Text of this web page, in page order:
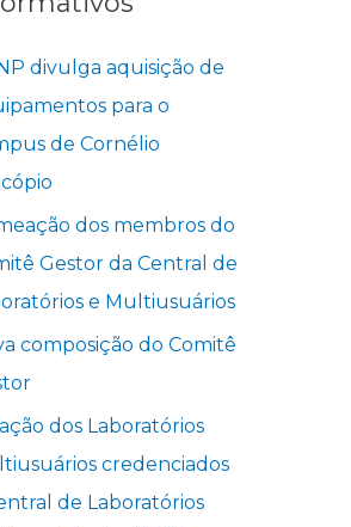
divulga aquisição de
para o
de Cornélio
dos membros do
Gestor da Central de
e Multiusuários
composição do Comitê
dos Laboratórios
credenciados
de Laboratórios